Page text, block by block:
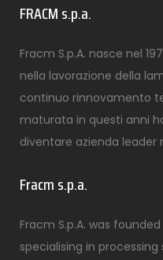
FRACM s.p.a.
Fracm S.p.A. nasce nel
nella lavorazione della
continuo rinnovamento
maturata in questi anni
diventare azienda leader
Fracm s.p.a.
Fracm S.p.A. was
specialising in